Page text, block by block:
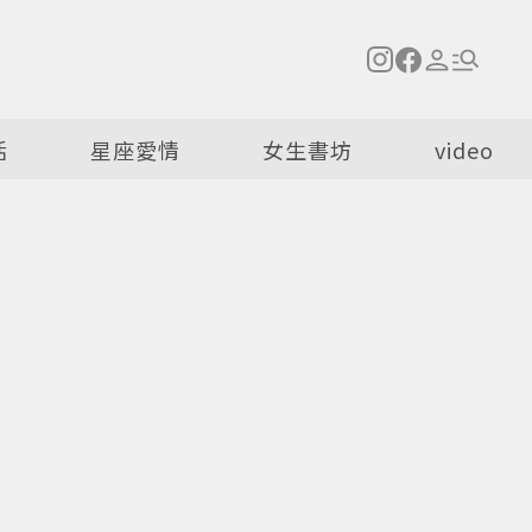
星座愛情 女生書坊 video